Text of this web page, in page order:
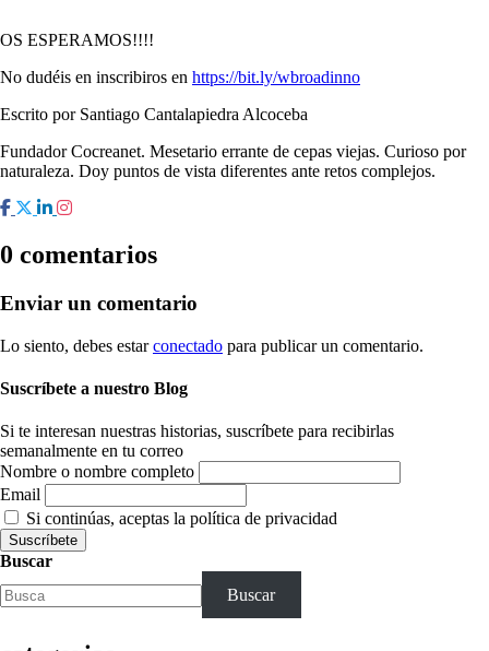
OS ESPERAMOS!!!!
No dudéis en inscribiros en https://bit.ly/wbroadinno
Escrito por Santiago Cantalapiedra Alcoceba
Fundador Cocreanet. Mesetario errante de cepas viejas. Curioso por
naturaleza. Doy puntos de vista diferentes ante retos complejos.
0 comentarios
Enviar un comentario
Lo siento, debes estarconectado para publicar un comentario.
Suscríbete a nuestro Blog
Si te interesan nuestras historias, suscríbete para recibirlas
semanalmente en tu correo
Nombre o nombre completo
Email
Si continúas, aceptas la política de privacidad
Buscar
Buscar